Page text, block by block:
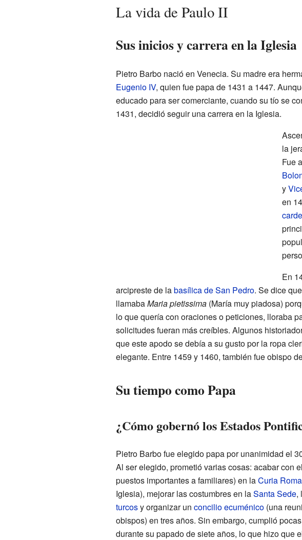
La vida de Paulo II
Sus inicios y carrera en la Iglesia
Pietro Barbo nació en Venecia. Su madre era
Eugenio IV, quien fue papa de 1431 a 1447.
educado para ser comerciante, cuando su tío se
1431, decidió seguir una carrera en la Iglesia.
la
Fue
y
en
En
arcipreste de labasílica de San Pedro. Se dice
llamabaMaria pietissima(María muy piadosa)
lo que quería con oraciones o peticiones, lloraba
solicitudes fueran más creíbles. Algunos
que este apodo se debía a su gusto por la ropa
elegante. Entre 1459 y 1460, también fue obispo
Su tiempo como Papa
¿Cómo gobernó los Estados
Pietro Barbo fue elegido papa por unanimidad el
Al ser elegido, prometió varias cosas: acabar con el
puestos importantes a familiares) en laCuria
Iglesia), mejorar las costumbres en laSanta Sede,
turcosy organizar un concilio ecuménico(una
obispos) en tres años. Sin embargo, cumplió
durante su papado de siete años, lo que hizo que